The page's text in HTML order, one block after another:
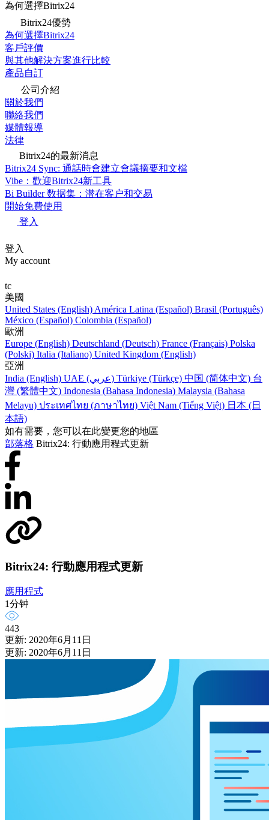
為何選擇Bitrix24
Bitrix24優勢
為何選擇Bitrix24
客戶評價
與其他解決方案進行比較
產品自訂
公司介紹
關於我們
聯絡我們
媒體報導
法律
Bitrix24的最新消息
Bitrix24 Sync: 通話時會建立會議摘要和文檔
Vibe：歡迎Bitrix24新工具
Bi Builder 数据集：潜在客户和交易
開始免費使用
登入
登入
My account
tc
美國
United States (English) América Latina (Español) Brasil (Português)
México (Español) Colombia (Español)
歐洲
Europe (English) Deutschland (Deutsch) France (Français) Polska
(Polski) Italia (Italiano) United Kingdom (English)
亞洲
India (English)
UAE (عربي) Türkiye (Türkçe) 中国 (简体中文) 台
灣 (繁體中文) Indonesia (Bahasa Indonesia) Malaysia (Bahasa
Melayu) ประเทศไทย (ภาษาไทย) Việt Nam (Tiếng Việt) 日本 (日
本語)
如有需要，您可以在此變更您的地區
部落格 Bitrix24: 行動應用程式更新
Bitrix24: 行動應用程式更新
應用程式
1分钟
443
更新: 2020年6月11日
更新: 2020年6月11日